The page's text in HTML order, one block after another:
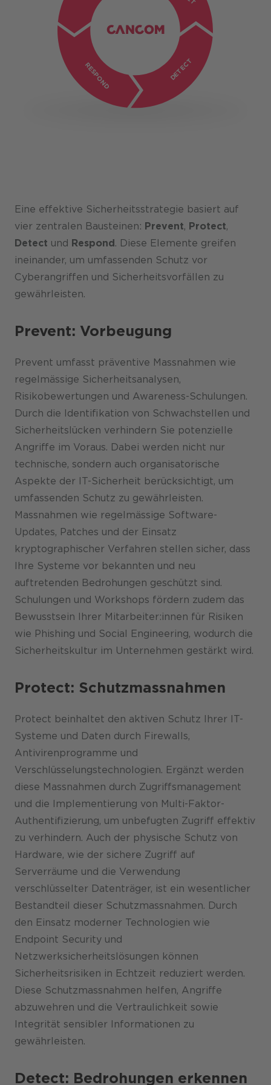
Security Architecture Review
IT Risk Management
Access Control
Application Security
OT Security
Vulnerability Assessment
Incident Response (-
Forensic Analysis
Erkennen von vorhandenen
Security Monitoring
Compromise Assessment
Vulnerability Assessment
RESPOND DETECT
Eine effektive Sicherheitsstrategie basiert auf
vier zentralen Bausteinen: Prevent, Protect,
Detect und Respond . Diese Elemente greifen
ineinander, um umfassenden Schutz vor
Cyberangriffen und Sicherheitsvorfällen zu
gewährleisten.
Prevent: Vorbeugung
Prevent umfasst präventive Massnahmen wie
regelmässige Sicherheitsanalysen,
Risikobewertungen und Awareness-Schulungen.
Durch die Identifikation von Schwachstellen und
Sicherheitslücken verhindern Sie potenzielle
Angriffe im Voraus. Dabei werden nicht nur
technische, sondern auch organisatorische
Aspekte der IT-Sicherheit berücksichtigt, um
umfassenden Schutz zu gewährleisten.
Massnahmen wie regelmässige Software-
Updates, Patches und der Einsatz
kryptographischer Verfahren stellen sicher, dass
Ihre Systeme vor bekannten und neu
auftretenden Bedrohungen geschützt sind.
Schulungen und Workshops fördern zudem das
Bewusstsein Ihrer Mitarbeiter:innen für Risiken
wie Phishing und Social Engineering, wodurch die
Sicherheitskultur im Unternehmen gestärkt wird.
Protect: Schutzmassnahmen
Protect beinhaltet den aktiven Schutz Ihrer IT-
Systeme und Daten durch Firewalls,
Antivirenprogramme und
Verschlüsselungstechnologien. Ergänzt werden
diese Massnahmen durch Zugriffsmanagement
und die Implementierung von Multi-Faktor-
Authentifizierung, um unbefugten Zugriff effektiv
zu verhindern. Auch der physische Schutz von
Hardware, wie der sichere Zugriff auf
Serverräume und die Verwendung
verschlüsselter Datenträger, ist ein wesentlicher
Bestandteil dieser Schutzmassnahmen. Durch
den Einsatz moderner Technologien wie
Endpoint Security und
Netzwerksicherheitslösungen können
Sicherheitsrisiken in Echtzeit reduziert werden.
Diese Schutzmassnahmen helfen, Angriffe
abzuwehren und die Vertraulichkeit sowie
Integrität sensibler Informationen zu
gewährleisten.
Detect: Bedrohungen erkennen